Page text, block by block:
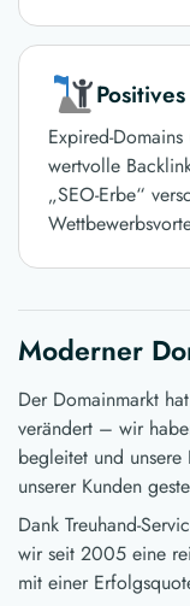
Expired-
wertvolle
„SEO-Erbe“
Moderner
Der Domainmarkt
verändert – wir
begleitet und
unserer Kunden
Dank Treuhand-
wir seit 2005 eine
mit einer